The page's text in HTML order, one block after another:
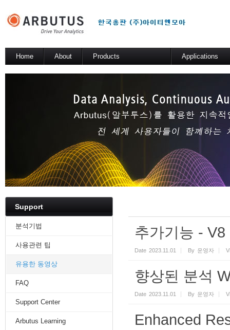
Home About Products
SmartLink for SAP
Results Manager
WebConnect
SmartApps
Arbutus Data Story
Applications
Support
분석기법
사용관련 팁
유용한 동영상
FAQ
Support Center
Arbutus Learning
추가기능 - V8
Date 2023.11.01 By 운영자
향상된 분석
Date 2023.11.01 By 운영자
Enhanced
Sketchbook5, 스케치북5
Sketchbook5, 스케치북5